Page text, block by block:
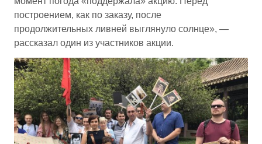
построением, как по заказу, после
продолжительных ливней выглянуло солнце», —
рассказал один из участников акции.